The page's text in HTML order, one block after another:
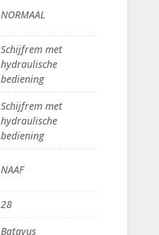
NORMAAL
Schijfrem met
hydraulische
bediening
Schijfrem met
hydraulische
bediening
NAAF
28
Batavus